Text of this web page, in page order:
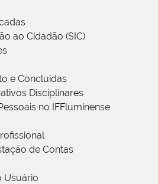
ao Cidadão (SIC)
e Concluídas
Disciplinares
no IFFluminense
de Contas
Usuário